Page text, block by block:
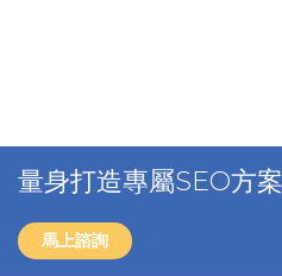
量身打造專屬SEO方
馬上諮詢